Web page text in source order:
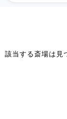
該当する斎場は見